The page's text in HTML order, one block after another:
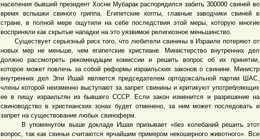
населения бывший президент Хосни Мубарак распорядился забить 300000 свиней во
время вспышки свиного гриппа. Египетские копты, главные заводчики свиней в
стране, в полной мере ощутили на себе последствия этой меры, которую многие
восприняли как скрытые нападки на это уязвимое религиозное меньшинство.
Существует серьезный риск того, что любители свинины в Израиле потеряют от
новых мер не меньше, чем египетские христиане. Министерство внутренних дел
должно рассмотреть рекомендации комиссии и решить вопрос об их принятии,
которое может повлечь за собой реформы израильских законов о свинине. Министр
внутренних дел Эли Ишай является председателем ортодоксальной партии ШАС,
члены которой неизменно выступают за запрет свинины и критикуют употребляющих
ее в пищу израильтян из бывшего СССР. Если закон изменится и разрешение на
свиноводство в христианских зонах будет отменено, за ним может последовать и
запрет на существование любых свиноферм.
В упомянутом выше докладе Ишая призывает «без колебаний решить этот
вопрос, так как свиньи считаются ярчайшим примером некошерного животного». Все